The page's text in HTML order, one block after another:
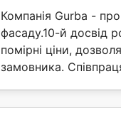
Компанія Gurba -
фасаду.10-й досвід
помірні ціни,
замовника.